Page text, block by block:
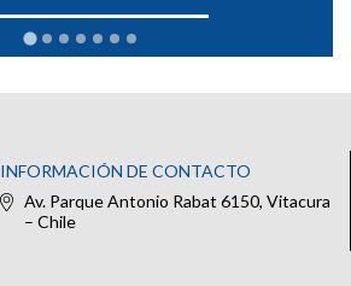
INFORMACIÓN DE CONTACTO
Av. Parque Antonio Rabat 6150, Vitacura
– Chile